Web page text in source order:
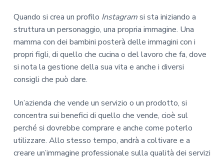
Quando si crea un profilo Instagramsi sta iniziando a
struttura un personaggio, una propria immagine. Una
mamma con dei bambini posterà delle immagini con i
propri figli, di quello che cucina o del lavoro che fa, dove
si nota la gestione della sua vita e anche i diversi
consigli che può dare.
Un’azienda che vende un servizio o un prodotto, si
concentra sui benefici di quello che vende, cioè sul
perché si dovrebbe comprare e anche come poterlo
utilizzare. Allo stesso tempo, andrà a coltivare e a
creare un’immagine professionale sulla qualità dei servizi